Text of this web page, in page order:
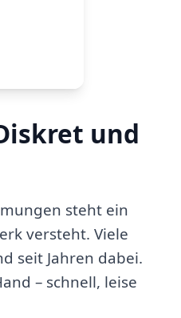
und
steht ein
versteht. Viele
seit Jahren dabei.
– schnell, leise